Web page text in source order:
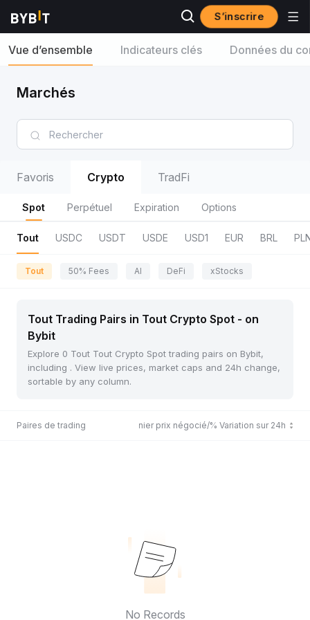
S’inscrire
Vue d’ensemble Indicateurs clés Données du
Marchés
Favoris Crypto TradFi
Spot Perpétuel Expiration Options
Tout USDC USDT USDE USD1 EUR BRL
Tout 50% Fees AI DeFi xStocks
Tout Trading Pairs in Tout Crypto Spot - on
Bybit
Explore 0 Tout Tout Crypto Spot trading pairs on Bybit,
including . View live prices, market caps and 24h change,
sortable by any column.
Paires de trading Dernier prix négocié/% Variation sur 24h
No Records